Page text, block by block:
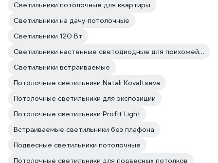
Светильники потолочные для квартиры
Светильники на дачу потолочные
Светильники 120 Вт
Светильники настенные светодиодные для прихожей и коридора
Светильники встраиваемые
Потолочные светильники Natali Kovaltseva
Потолочные светильники для экспозиции
Потолочные светильники Profit Light
Встраиваемые светильники без плафона
Подвесные светильники потолочные
Потолочные светильники для подвесных потолков